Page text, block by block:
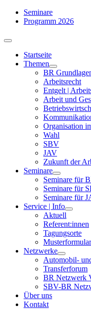
Zum
Inhalt
Seminare
Programm 2026
Toggle
NavigationStartseite
Themen
BR
Arbeits­recht
Entgelt |
Arbeit und
Organisation
Wahl
SBV
JAV
Zukunft der
Seminare
Seminare für
Seminare für
Seminare für
Service | Info
Aktuell
Referent:innen
Tagungsorte
Netzwerke
Automobil-
Transferforum
BR Netzwerk
SBV-BR
Über uns
Kontakt